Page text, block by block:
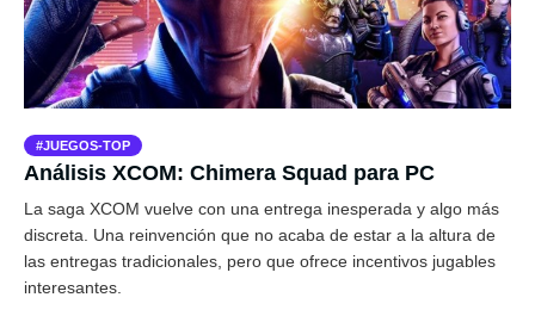
JUEGOS-TOP
Análisis XCOM: Chimera Squad para PC
La saga XCOM vuelve con una entrega inesperada y algo más
discreta. Una reinvención que no acaba de estar a la altura de
las entregas tradicionales, pero que ofrece incentivos jugables
interesantes.